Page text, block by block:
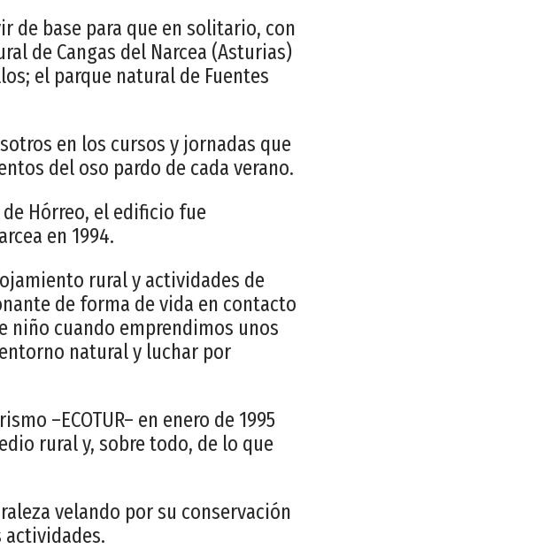
de base para que en solitario, con
de Cangas del Narcea (Asturias)
el parque natural de Fuentes
en los cursos y jornadas que
del oso pardo de cada verano.
Hórreo, el edificio fue
en 1994.
rural y actividades de
de forma de vida en contacto
niño cuando emprendimos unos
natural y luchar por
–ECOTUR– en enero de 1995
rural y, sobre todo, de lo que
velando por su conservación
actividades.